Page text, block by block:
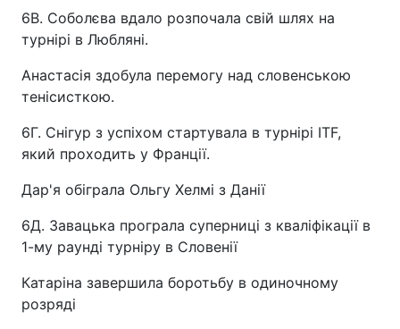
6В. Соболєва вдало розпочала свій шлях на
турнірі в Любляні.
Анастасія здобула перемогу над словенською
тенісисткою.
6Г. Снігур з успіхом стартувала в турнірі ITF,
який проходить у Франції.
Дар'я обіграла Ольгу Хелмі з Данії
6Д. Завацька програла суперниці з кваліфікації в
1-му раунді турніру в Словенії
Катаріна завершила боротьбу в одиночному
розряді